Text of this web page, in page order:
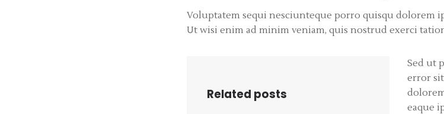
Voluptatem sequi nesciunteque porro quisqu dolorem
Ut wisi enim ad minim veniam, quis nostrud exerci
Related posts
Sed ut
error
eaque